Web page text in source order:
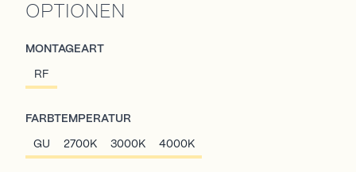
OPTIONEN
MONTAGEART
RF
FARBTEMPERATUR
GU 2700K 3000K 4000K